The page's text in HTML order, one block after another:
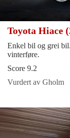
Toyota Hiace
Enkel bil og grei
vinterføre.
Score 9.2
Vurdert av Gholm